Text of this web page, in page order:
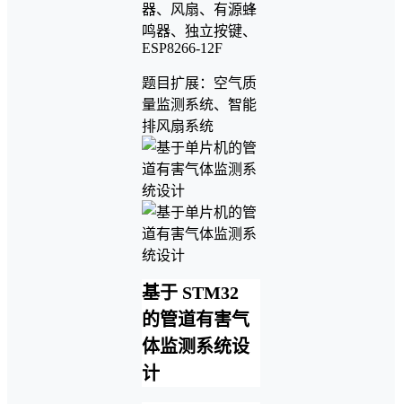
器、风扇、有源蜂
鸣器、独立按键、
ESP8266-12F
题目扩展：空气质
量监测系统、智能
排风扇系统
基于 STM32
的管道有害气
体监测系统设
计